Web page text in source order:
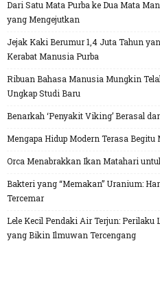
Dari Satu Mata Purba ke Dua Mata
yang Mengejutkan
Jejak Kaki Berumur 1,4 Juta Tahun
Kerabat Manusia Purba
Ribuan Bahasa Manusia Mungkin
Ungkap Studi Baru
Benarkah ‘Penyakit Viking’ Berasal
Mengapa Hidup Modern Terasa Begitu
Orca Menabrakkan Ikan Matahari
Bakteri yang “Memakan” Uranium:
Tercemar
Lele Kecil Pendaki Air Terjun:
yang Bikin Ilmuwan Tercengang